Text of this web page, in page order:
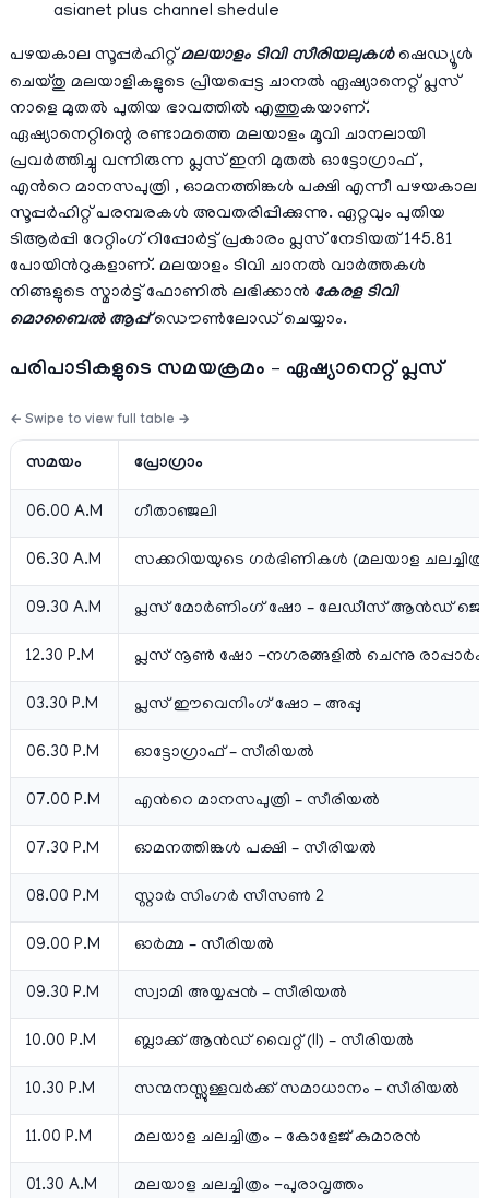
asianet plus channel shedule
പഴയകാല സൂപ്പര്‍ഹിറ്റ്മലയാളം ടിവി സീരിയലുകള്‍ഷെഡ്യൂള്‍
ചെയ്തു മലയാളികളുടെ പ്രിയപ്പെട്ട ചാനല്‍ ഏഷ്യാനെറ്റ്‌ പ്ലസ്
നാളെ മുതല്‍ പുതിയ ഭാവത്തില്‍ എത്തുകയാണ്.
ഏഷ്യാനെറ്റിന്റെ രണ്ടാമത്തെ മലയാളം മൂവി ചാനലായി
പ്രവര്‍ത്തിച്ചു വന്നിരുന്ന പ്ലസ് ഇനി മുതല്‍ ഓട്ടോഗ്രാഫ് ,
എന്‍റെ മാനസപുത്രി , ഓമനത്തിങ്കള്‍ പക്ഷി എന്നീ പഴയകാല
സൂപ്പര്‍ഹിറ്റ് പരമ്പരകള്‍ അവതരിപ്പിക്കുന്നു. ഏറ്റവും പുതിയ
ടിആര്‍പ്പി റേറ്റിംഗ് റിപ്പോര്‍ട്ട് പ്രകാരം പ്ലസ് നേടിയത് 145.81
പോയിന്‍റുകളാണ്. മലയാളം ടിവി ചാനല്‍ വാര്‍ത്തകള്‍
നിങ്ങളുടെ സ്മാര്‍ട്ട്‌ ഫോണില്‍ ലഭിക്കാന്‍ കേരള ടിവി
മൊബൈല്‍ ആപ്പ്ഡൌണ്‍ലോഡ് ചെയ്യാം.
പരിപാടികളുടെ സമയക്രമം – ഏഷ്യാനെറ്റ്‌ പ്ലസ്
സമയം പ്രോഗ്രാം
06.00 A.M ഗീതാഞ്ജലി
06.30 A.M സക്കറിയയുടെ ഗര്‍ഭിണികള്‍ (മലയാള
09.30 A.M പ്ലസ് മോര്‍ണിംഗ് ഷോ – ലേഡീസ് ആൻഡ്
12.30 P.M പ്ലസ് നൂണ്‍ ഷോ -നഗരങ്ങളിൽ ചെന്നു
03.30 P.M പ്ലസ് ഈവെനിംഗ് ഷോ – അപ്പു
06.30 P.M ഓട്ടോഗ്രാഫ് – സീരിയല്‍
07.00 P.M എന്‍റെ മാനസപുത്രി – സീരിയല്‍
07.30 P.M ഓമനത്തിങ്കള്‍ പക്ഷി – സീരിയല്‍
08.00 P.M സ്റ്റാര്‍ സിംഗര്‍ സീസണ്‍ 2
09.00 P.M ഓര്‍മ്മ – സീരിയല്‍
09.30 P.M സ്വാമി അയ്യപ്പന്‍ – സീരിയല്‍
10.00 P.M ബ്ലാക്ക് ആന്‍ഡ്‌ വൈറ്റ് (II) – സീരിയല്‍
10.30 P.M സന്മനസ്സുള്ളവർക്ക് സമാധാനം – സീരിയല്‍
11.00 P.M മലയാള ചലച്ചിത്രം – കോളേജ് കുമാരന്‍
01.30 A.M മലയാള ചലച്ചിത്രം -പുരാവൃത്തം